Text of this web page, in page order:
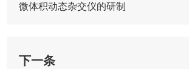
微体积动态杂交仪的研制
下一条